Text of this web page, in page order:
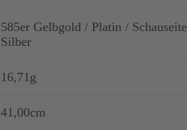
585er Gelbgold / Platin / Schauseite
Silber
16,71g
41,00cm